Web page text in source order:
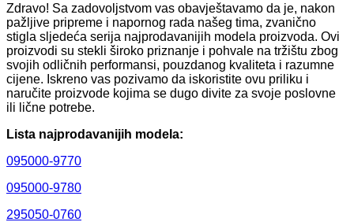
Zdravo! Sa zadovoljstvom vas obavještavamo da je, nakon
pažljive pripreme i napornog rada našeg tima, zvanično
stigla sljedeća serija najprodavanijih modela proizvoda. Ovi
proizvodi su stekli široko priznanje i pohvale na tržištu zbog
svojih odličnih performansi, pouzdanog kvaliteta i razumne
cijene. Iskreno vas pozivamo da iskoristite ovu priliku i
naručite proizvode kojima se dugo divite za svoje poslovne
ili lične potrebe.
Lista najprodavanijih modela:
095000-9770
095000-9780
295050-0760